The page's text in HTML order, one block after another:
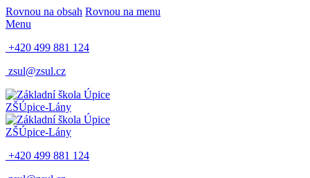
Rovnou na obsah Rovnou na menu
Menu
+420 499 881 124
zsul@zsul.cz
ZŠÚpice-Lány
ZŠÚpice-Lány
+420 499 881 124